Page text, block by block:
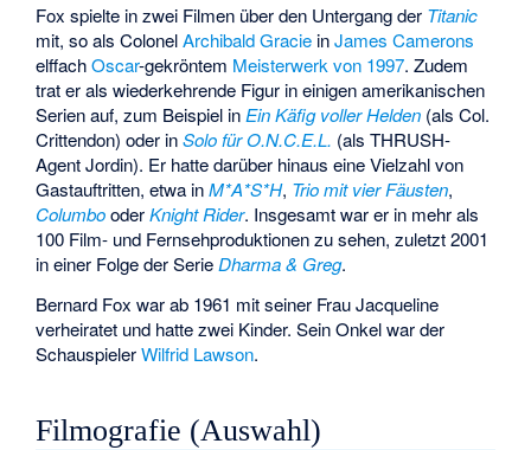
Fox spielte in zwei Filmen über den Untergang der Titanic
mit, so als ColonelArchibald Gracie inJames Camerons
elffachOscar-gekröntem Meisterwerk von 1997. Zudem
trat er als wiederkehrende Figur in einigen amerikanischen
Serien auf, zum Beispiel in Ein Käfig voller Helden (als Col.
Crittendon) oder inSolo für O.N.C.E.L. (als THRUSH-
Agent Jordin). Er hatte darüber hinaus eine Vielzahl von
Gastauftritten, etwa inM*A*S*H, Trio mit vier Fäusten,
ColumbooderKnight Rider. Insgesamt war er in mehr als
100 Film- und Fernsehproduktionen zu sehen, zuletzt 2001
in einer Folge der SerieDharma & Greg.
Bernard Fox war ab 1961 mit seiner Frau Jacqueline
verheiratet und hatte zwei Kinder. Sein Onkel war der
SchauspielerWilfrid Lawson.
Filmografie (Auswahl)